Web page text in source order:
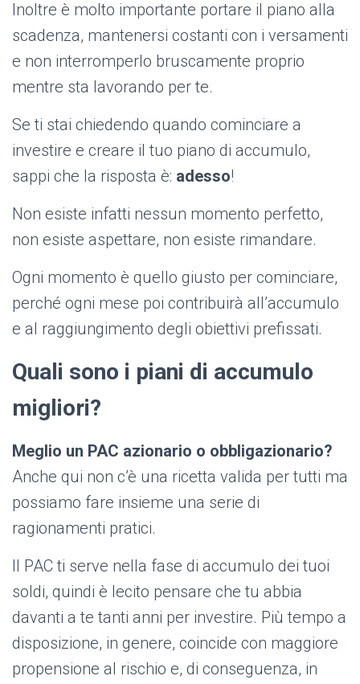
Inoltre è molto importante portare il piano alla
scadenza, mantenersi costanti con i versamenti
e non interromperlo bruscamente proprio
mentre sta lavorando per te.
Se ti stai chiedendo quando cominciare a
investire e creare il tuo piano di accumulo,
sappi che la risposta è: adesso!
Non esiste infatti nessun momento perfetto,
non esiste aspettare, non esiste rimandare.
Ogni momento è quello giusto per cominciare,
perché ogni mese poi contribuirà all’accumulo
e al raggiungimento degli obiettivi prefissati.
Quali sono i piani di accumulo
migliori?
Meglio un PAC azionario o obbligazionario?
Anche qui non c’è una ricetta valida per tutti ma
possiamo fare insieme una serie di
ragionamenti pratici.
Il PAC ti serve nella fase di accumulo dei tuoi
soldi, quindi è lecito pensare che tu abbia
davanti a te tanti anni per investire. Più tempo a
disposizione, in genere, coincide con maggiore
propensione al rischio e, di conseguenza, in